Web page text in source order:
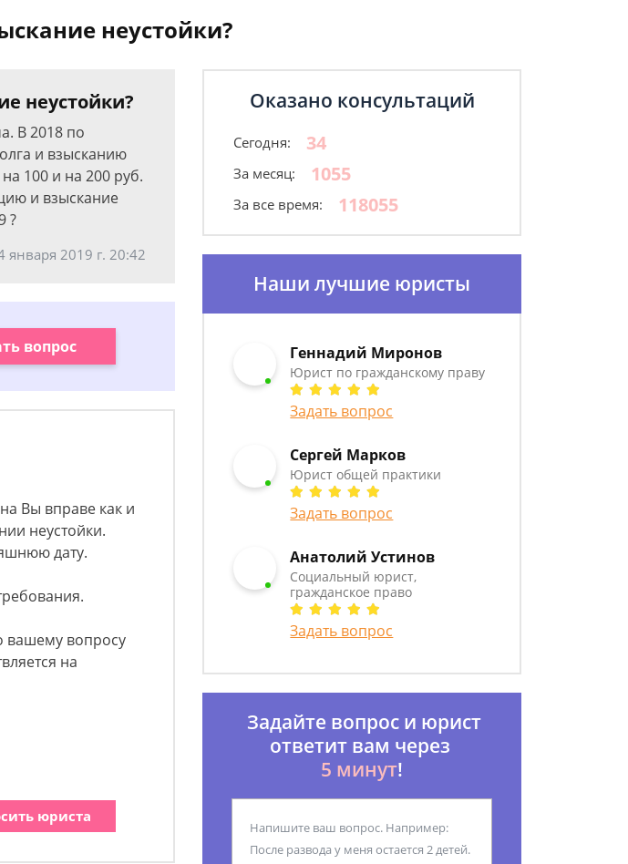
неустойки?
неустойки?
В 2018 по
и взысканию
100 и на 200 руб.
и взыскание
?
января 2019 г. 20:42
вопрос
Вы вправе как и
неустойки.
дату.
вашему вопросу
на
юриста
Оказано консультаций
Сегодня: 34
За месяц: 1055
За все время: 118055
Наши лучшие юристы
Геннадий Миронов
Юрист по гражданскому праву
Задать вопрос
Сергей Марков
Юрист общей практики
Задать вопрос
Анатолий Устинов
Социальный юрист,
гражданское право
Задать вопрос
Задайте вопрос и юрист
ответит вам через
5 минут!